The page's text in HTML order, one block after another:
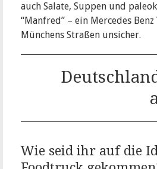
auch Salate, Suppen und
“Manfred” – ein Mercedes
Münchens Straßen unsicher.
Wie seid ihr auf die